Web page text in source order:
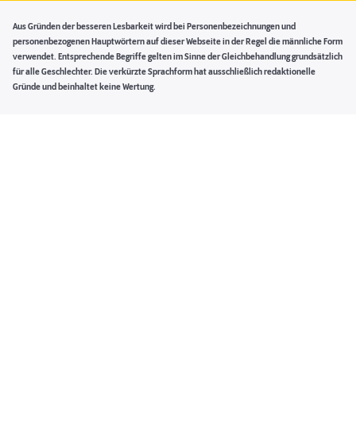
Aus Gründen der besseren Lesbarkeit wird bei Personenbezeichnungen und
personenbezogenen Hauptwörtern auf dieser Webseite in der Regel die männliche Form
verwendet. Entsprechende Begriffe gelten im Sinne der Gleichbehandlung grundsätzlich
für alle Geschlechter. Die verkürzte Sprachform hat ausschließlich redaktionelle
Gründe und beinhaltet keine Wertung.